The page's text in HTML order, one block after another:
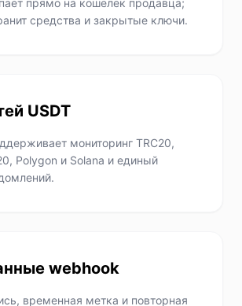
прямо на кошелек продавца;
средства и закрытые ключи.
USDT
мониторинг TRC20,
Polygon и Solana и единый
webhook
временная метка и повторная